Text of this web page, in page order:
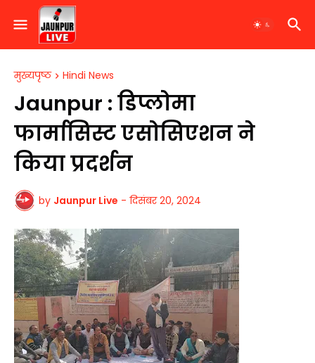
मुख्यपृष्ठ Hindi News
​Jaunpur : डिप्लोमा
फार्मासिस्ट एसोसिएशन ने
किया प्रदर्शन
by Jaunpur Live - दिसंबर 20, 2024